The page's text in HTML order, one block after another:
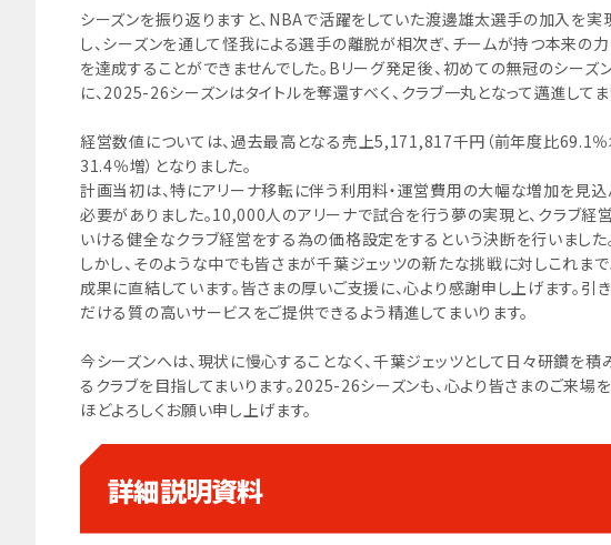
シーズンを振り返りますと、NBAで活躍をしていた渡邊雄太選手の加入を実
し、シーズンを通して怪我による選手の離脱が相次ぎ、チームが持つ本来
を達成することができませんでした。Bリーグ発足後、初めての無冠のシーズ
に、2025-26シーズンはタイトルを奪還すべく、クラブ一丸となって邁進してま
経営数値については、過去最高となる売上5,171,817千円（前年度比69.1
31.4％増）となりました。
計画当初は、特にアリーナ移転に伴う利用料・運営費用の大幅な増加を見
必要がありました。10,000人のアリーナで試合を行う夢の実現と、クラブ経
いける健全なクラブ経営をする為の価格設定をするという決断を行いました
しかし、そのような中でも皆さまが千葉ジェッツの新たな挑戦に対しこれま
成果に直結しています。皆さまの厚いご支援に、心より感謝申し上げます。
だける質の高いサービスをご提供できるよう精進してまいります。
今シーズンへは、現状に慢心することなく、千葉ジェッツとして日々研鑽を
るクラブを目指してまいります。2025-26シーズンも、心より皆さまのご来場
ほどよろしくお願い申し上げます。
詳細説明資料